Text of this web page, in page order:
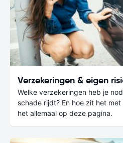
Verzekeringen & eigen
Welke verzekeringen heb je
schade rijdt? En hoe zit het
het allemaal op deze pagina.